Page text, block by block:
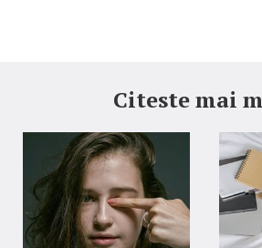
Citeste mai